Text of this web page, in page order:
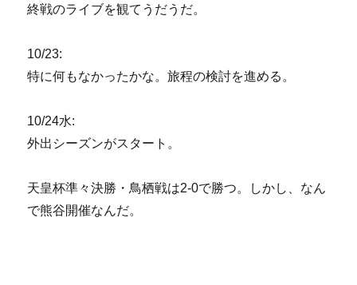
終戦のライブを観てうだうだ。
10/23:
特に何もなかったかな。旅程の検討を進める。
10/24水:
外出シーズンがスタート。
天皇杯準々決勝・鳥栖戦は2-0で勝つ。しかし、なん
で熊谷開催なんだ。